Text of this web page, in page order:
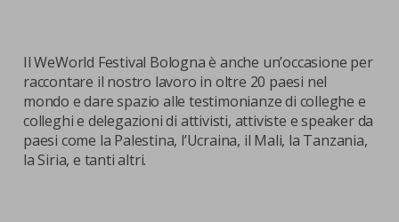
Il WeWorld Festival Bologna è anche un’occasione per
raccontare il nostro lavoro in oltre 20 paesi nel
mondo e dare spazio alle testimonianze di colleghe e
colleghi e delegazioni di attivisti, attiviste e speaker da
paesi come la Palestina, l’Ucraina, il Mali, la Tanzania,
la Siria, e tanti altri.